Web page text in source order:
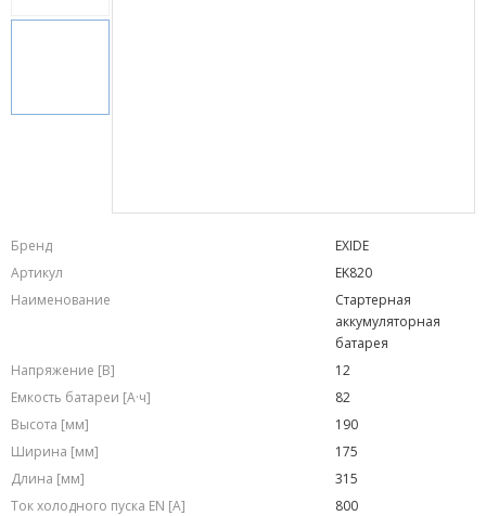
Бренд
EXIDE
Артикул
EK820
Наименование
Стартерная
аккумуляторная
батарея
Напряжение [В]
12
Емкость батареи [А·ч]
82
Высота [мм]
190
Ширина [мм]
175
Длина [мм]
315
Ток холодного пуска EN [A]
800